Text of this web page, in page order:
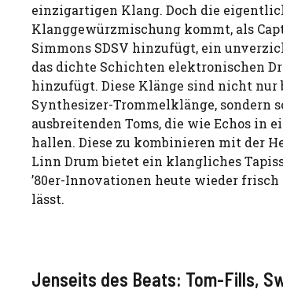
einzigartigen Klang. Doch die
Klanggewürzmischung kommt, als
Simmons SDSV hinzufügt, ein
das dichte Schichten elektronischen
hinzufügt. Diese Klänge sind nicht nur
Synthesizer-Trommelklänge, sondern
ausbreitenden Toms, die wie Echos in
hallen. Diese zu kombinieren mit der
Linn Drum bietet ein klangliches
’80er-Innovationen heute wieder frisch
lässt.
Jenseits des Beats: Tom-Fills,